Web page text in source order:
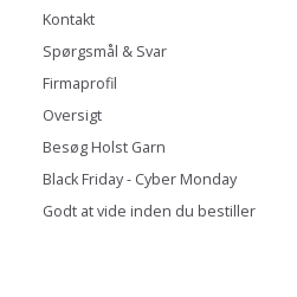
Kontakt
Spørgsmål & Svar
Firmaprofil
Oversigt
Besøg Holst Garn
Black Friday - Cyber Monday
Godt at vide inden du bestiller